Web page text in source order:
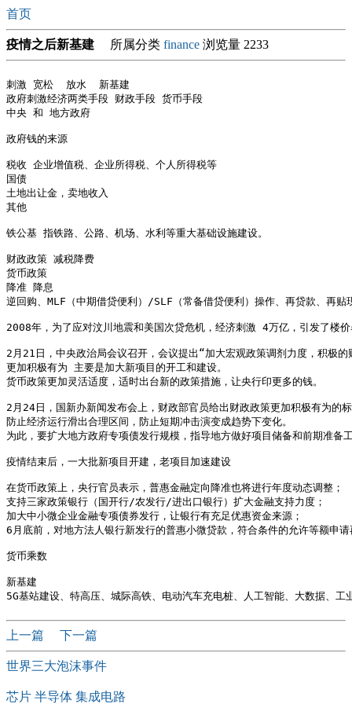
首页
疫情之后新基建 所属分类 finance 浏览量 2233
刺激 宽松  放水  新基建
政府刺激经济两类手段 财政手段 货币手段
中央 和 地方政府
政府钱的来源
税收 企业增值税、企业所得税、个人所得税等
国债
土地出让金，卖地收入
其他
铁公基 指铁路、公路、机场、水利等重大基础设施建设。
财政政策 减税降费
货币政策
降准 降息
逆回购、MLF（中期借贷便利）/SLF（常备借贷便利）操作、再贷款、再贴
2008年，为了应对汶川地震和美国次贷危机，经济刺激 4万亿，引发了楼
2月21日，中央政治局会议召开，会议提出“加大宏观政策调剂力度，积极
更加积极有为 主要是加大新项目的开工和建设。
货币政策更加灵活适度，适时出台新的政策措施，让央行印更多的钱。
2月24日，国新办新闻发布会上，财政部官员给出财政政策更加积极有为的
防止经济运行滑出合理区间，防止短期冲击演变成趋势下变化。
为此，要扩大地方政府专项债发行规模，指导地方做好项目储备和前期准备
疫情结束后，一大批新项目开建，老项目加速建设
在货币政策上，央行官员表示，普惠金融定向降准也将进行年度动态调整；
支持三家政策银行（国开行/农发行/进出口银行）扩大金融支持力度；
加大中小微企业金融专项债券发行，让银行有充足优惠资金来源；
6月底前，对地方法人银行新发行的普惠小微贷款，符合条件的允许等额申
货币乘数
新基建
上一篇 下一篇
世界三大泡沫事件
芯片 半导体 集成电路